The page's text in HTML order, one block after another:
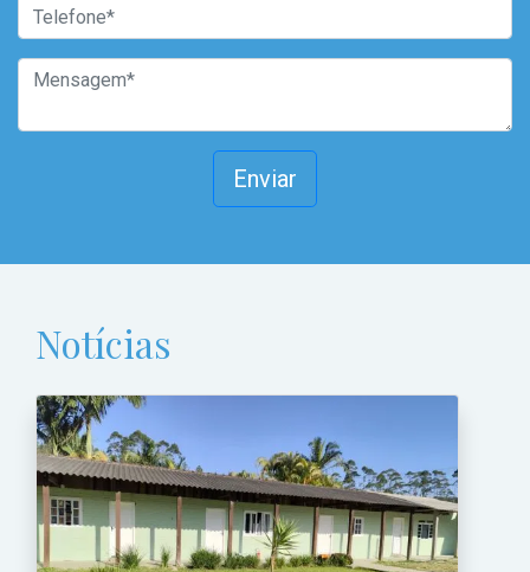
Enviar
Notícias